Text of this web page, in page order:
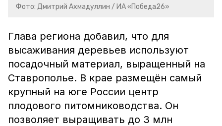
Фото: Дмитрий Ахмадуллин / ИА «Победа26»
Глава региона добавил, что для
высаживания деревьев используют
посадочный материал, выращенный на
Ставрополье. В крае размещён самый
крупный на юге России центр
плодового питомниководства. Он
позволяет выращивать до 3 млн